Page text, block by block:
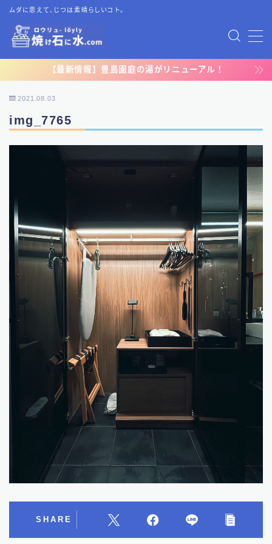
ムダに思えて、じつは素晴らしいコト。
MENU
TOP
プライバシーポリシー
お問い合わせ
【最新情報】豊島園庭の湯がリニューアル！
2021.08.03
img_7765
SHARE